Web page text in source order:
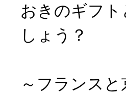
おきのギフ
しょう？
～フランス